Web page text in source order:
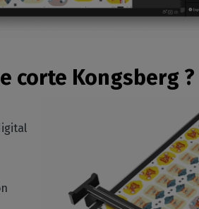
corte Kongsberg ?